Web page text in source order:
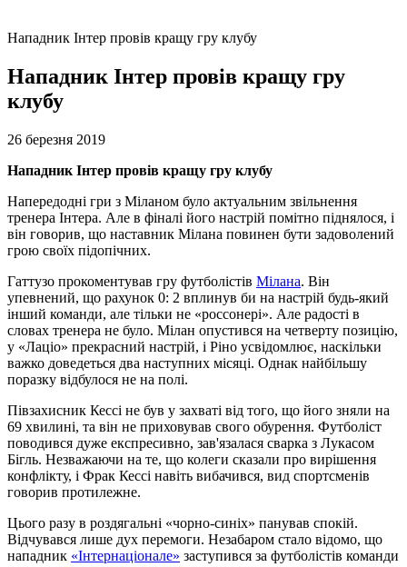
Нападник Інтер провів кращу гру клубу
Нападник Інтер провів кращу гру
клубу
26 березня 2019
Нападник Інтер провів кращу гру клубу
Напередодні гри з Міланом було актуальним звільнення
тренера Інтера. Але в фіналі його настрій помітно піднялося, і
він говорив, що наставник Мілана повинен бути задоволений
грою своїх підопічних.
Гаттузо прокоментував гру футболістів Мілана. Він
упевнений, що рахунок 0: 2 вплинув би на настрій будь-який
інший команди, але тільки не «россонері». Але радості в
словах тренера не було. Мілан опустився на четверту позицію,
у «Лаціо» прекрасний настрій, і Ріно усвідомлює, наскільки
важко доведеться два наступних місяці. Однак найбільшу
поразку відбулося не на полі.
Півзахисник Кессі не був у захваті від того, що його зняли на
69 хвилині, та він не приховував свого обурення. Футболіст
поводився дуже експресивно, зав'язалася сварка з Лукасом
Бігль. Незважаючи на те, що колеги сказали про вирішення
конфлікту, і Фрак Кессі навіть вибачився, вид спортсменів
говорив протилежне.
Цього разу в роздягальні «чорно-синіх» панував спокій.
Відчувався лише дух перемоги. Незабаром стало відомо, що
нападник «Інтернаціонале» заступився за футболістів команди